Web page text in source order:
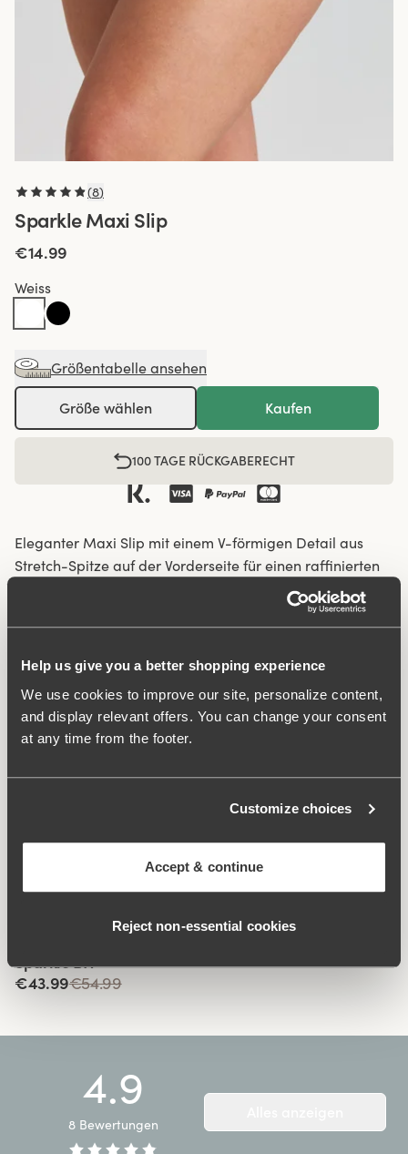
Help us give you a better shopping experience
We use cookies to improve our site, personalize content,
and display relevant offers. You can change your consent
at any time from the footer.
Customize choices
Accept & continue
Reject non‑essential cookies
(8)
Sparkle Maxi Slip
€14.99
Weiss
Größentabelle ansehen
Größe wählen Kaufen
100 TAGE RÜCKGABERECHT
Eleganter Maxi Slip mit einem V-förmigen Detail aus
Stretch-Spitze auf der Vorderseite für einen raffinierten
Look. Hergestellt aus einem weichen Stoff mit luxuriösem
Mikrogefühl für maximalen Komfort. Der mit Baumwolle
gefütterte Zwickel sorgt den ganzen Tag für ein frisches
und angenehmes Gefühl.
V-förmiges, halbtransparentes Spitzendetail auf der
Vorderseite.
Zwickel mit Baumwollfutter.
77% polyester, 8% baumwolle, 8% elasthan, 7%
Schonwäsche 40°C
Ähnliche Produkte
Sparkle BH
€43.99€54.99
4.9
8 Bewertungen